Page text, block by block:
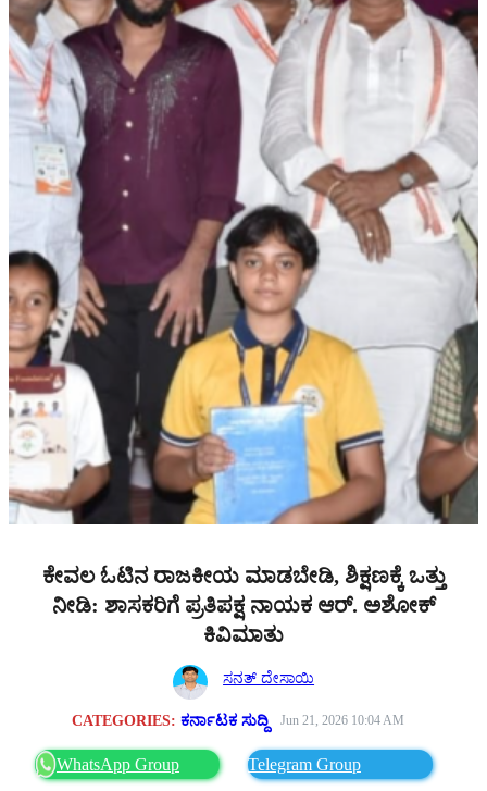
ಕೇವಲ ಓಟಿನ ರಾಜಕೀಯ ಮಾಡಬೇಡಿ, ಶಿಕ್ಷಣಕ್ಕೆ ಒತ್ತು
ನೀಡಿ: ಶಾಸಕರಿಗೆ ಪ್ರತಿಪಕ್ಷ ನಾಯಕ ಆರ್. ಅಶೋಕ್
ಕಿವಿಮಾತು
ಸನತ್ ದೇಸಾಯಿ
CATEGORIES: ಕರ್ನಾಟಕ ಸುದ್ದಿ Jun 21, 2026 10:04 AM
WhatsApp Group Telegram Group